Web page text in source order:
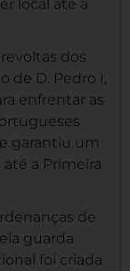
local até a
dos
de D. Pedro I,
enfrentar as
garantiu um
a Primeira
de
guarda
foi criada